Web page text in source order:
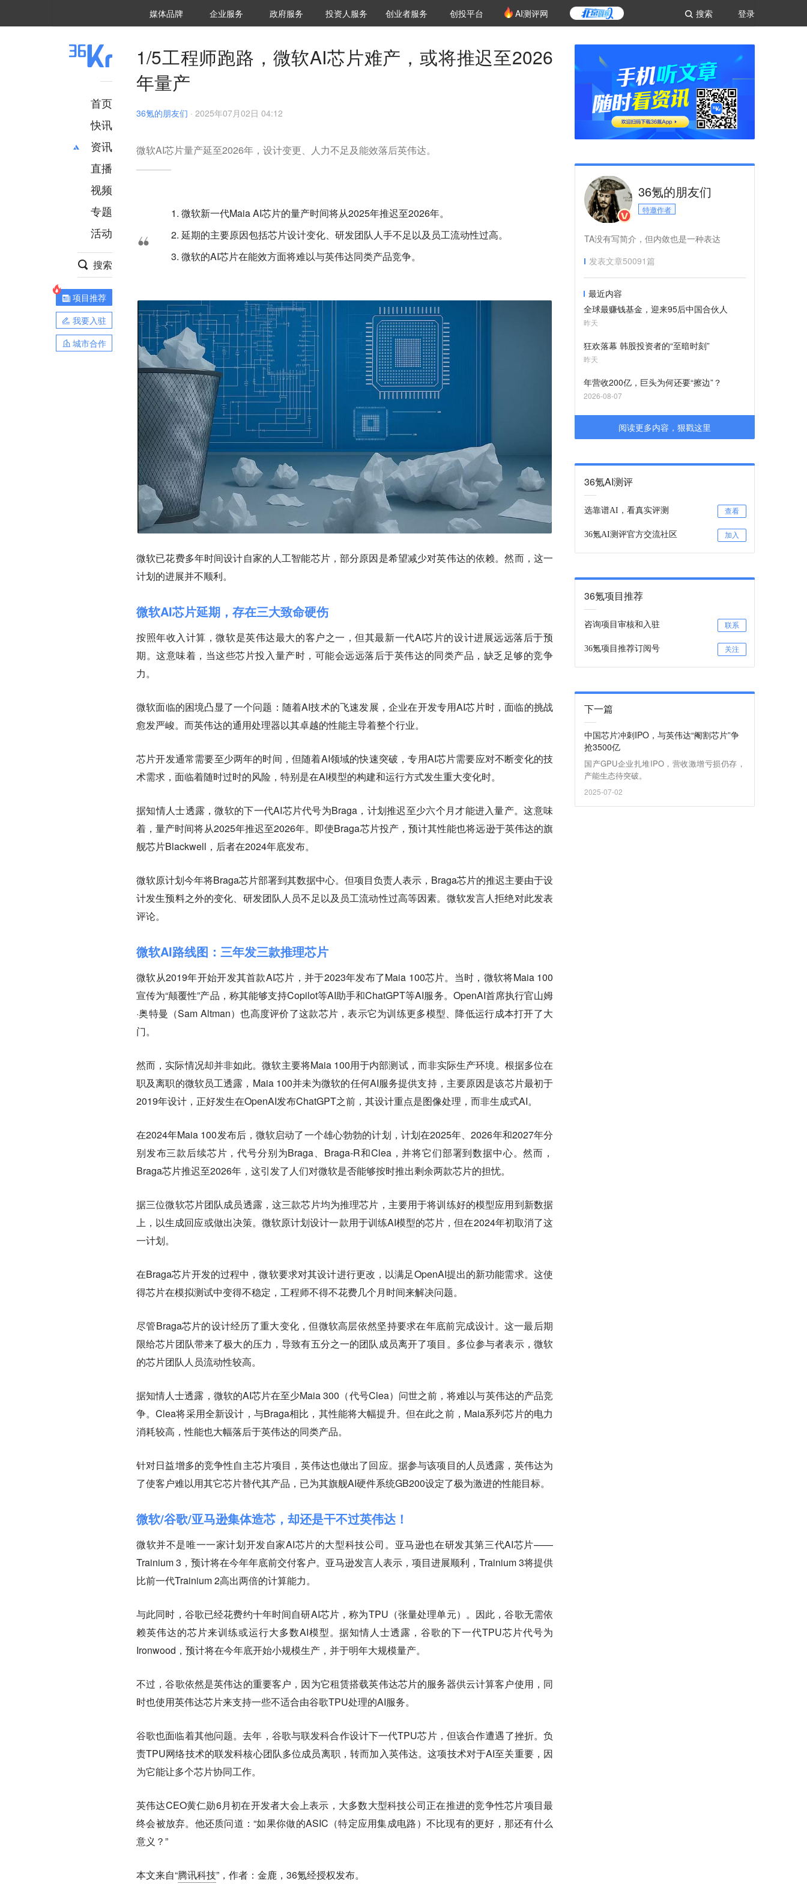
登录
搜索
媒体品牌 36Kr研究院
企业服务 城市之窗
政府服务 VClub投资机构库
投资机构职位推介
投资人服务 创投氪堂
创业者服务 创投平台 AI测评网
首页
快讯
资讯
推荐
财经
项目推荐
安徽
直播
视频
专题
活动
搜索
项目推荐
我要入驻
城市合作
1/5工程师跑路，微软AI芯片难产，或将推迟至2026
年量产
36氪的朋友们 · 2025年07月02日 04:12
微软AI芯片量产延至2026年，设计变更、人力不足及能效落后英伟达。
微软新一代Maia AI芯片的量产时间将从2025年推迟至2026年。
延期的主要原因包括芯片设计变化、研发团队人手不足以及员工流动性过高。
微软的AI芯片在能效方面将难以与英伟达同类产品竞争。
微软已花费多年时间设计自家的人工智能芯片，部分原因是希望减少对英伟达的依赖。然而，这一
计划的进展并不顺利。
微软AI芯片延期，存在三大致命硬伤
按照年收入计算，微软是英伟达最大的客户之一，但其最新一代AI芯片的设计进展远远落后于预
期。这意味着，当这些芯片投入量产时，可能会远远落后于英伟达的同类产品，缺乏足够的竞争
力。
微软面临的困境凸显了一个问题：随着AI技术的飞速发展，企业在开发专用AI芯片时，面临的挑战
愈发严峻。而英伟达的通用处理器以其卓越的性能主导着整个行业。
芯片开发通常需要至少两年的时间，但随着AI领域的快速突破，专用AI芯片需要应对不断变化的技
术需求，面临着随时过时的风险，特别是在AI模型的构建和运行方式发生重大变化时。
据知情人士透露，微软的下一代AI芯片代号为Braga，计划推迟至少六个月才能进入量产。这意味
着，量产时间将从2025年推迟至2026年。即使Braga芯片投产，预计其性能也将远逊于英伟达的旗
舰芯片Blackwell，后者在2024年底发布。
微软原计划今年将Braga芯片部署到其数据中心。但项目负责人表示，Braga芯片的推迟主要由于设
计发生预料之外的变化、研发团队人员不足以及员工流动性过高等因素。微软发言人拒绝对此发表
评论。
微软AI路线图：三年发三款推理芯片
微软从2019年开始开发其首款AI芯片，并于2023年发布了Maia 100芯片。当时，微软将Maia 100
宣传为“颠覆性”产品，称其能够支持Copilot等AI助手和ChatGPT等AI服务。OpenAI首席执行官山姆
·奥特曼（Sam Altman）也高度评价了这款芯片，表示它为训练更多模型、降低运行成本打开了大
门。
然而，实际情况却并非如此。微软主要将Maia 100用于内部测试，而非实际生产环境。根据多位在
职及离职的微软员工透露，Maia 100并未为微软的任何AI服务提供支持，主要原因是该芯片最初于
2019年设计，正好发生在OpenAI发布ChatGPT之前，其设计重点是图像处理，而非生成式AI。
在2024年Maia 100发布后，微软启动了一个雄心勃勃的计划，计划在2025年、2026年和2027年分
别发布三款后续芯片，代号分别为Braga、Braga-R和Clea，并将它们部署到数据中心。然而，
Braga芯片推迟至2026年，这引发了人们对微软是否能够按时推出剩余两款芯片的担忧。
据三位微软芯片团队成员透露，这三款芯片均为推理芯片，主要用于将训练好的模型应用到新数据
上，以生成回应或做出决策。微软原计划设计一款用于训练AI模型的芯片，但在2024年初取消了这
一计划。
在Braga芯片开发的过程中，微软要求对其设计进行更改，以满足OpenAI提出的新功能需求。这使
得芯片在模拟测试中变得不稳定，工程师不得不花费几个月时间来解决问题。
尽管Braga芯片的设计经历了重大变化，但微软高层依然坚持要求在年底前完成设计。这一最后期
限给芯片团队带来了极大的压力，导致有五分之一的团队成员离开了项目。多位参与者表示，微软
的芯片团队人员流动性较高。
据知情人士透露，微软的AI芯片在至少Maia 300（代号Clea）问世之前，将难以与英伟达的产品竞
争。Clea将采用全新设计，与Braga相比，其性能将大幅提升。但在此之前，Maia系列芯片的电力
消耗较高，性能也大幅落后于英伟达的同类产品。
针对日益增多的竞争性自主芯片项目，英伟达也做出了回应。据参与该项目的人员透露，英伟达为
了使客户难以用其它芯片替代其产品，已为其旗舰AI硬件系统GB200设定了极为激进的性能目标。
微软/谷歌/亚马逊集体造芯，却还是干不过英伟达！
微软并不是唯一一家计划开发自家AI芯片的大型科技公司。亚马逊也在研发其第三代AI芯片——
Trainium 3，预计将在今年年底前交付客户。亚马逊发言人表示，项目进展顺利，Trainium 3将提供
比前一代Trainium 2高出两倍的计算能力。
与此同时，谷歌已经花费约十年时间自研AI芯片，称为TPU（张量处理单元）。因此，谷歌无需依
赖英伟达的芯片来训练或运行大多数AI模型。据知情人士透露，谷歌的下一代TPU芯片代号为
Ironwood，预计将在今年底开始小规模生产，并于明年大规模量产。
不过，谷歌依然是英伟达的重要客户，因为它租赁搭载英伟达芯片的服务器供云计算客户使用，同
时也使用英伟达芯片来支持一些不适合由谷歌TPU处理的AI服务。
谷歌也面临着其他问题。去年，谷歌与联发科合作设计下一代TPU芯片，但该合作遭遇了挫折。负
责TPU网络技术的联发科核心团队多位成员离职，转而加入英伟达。这项技术对于AI至关重要，因
为它能让多个芯片协同工作。
英伟达CEO黄仁勋6月初在开发者大会上表示，大多数大型科技公司正在推进的竞争性芯片项目最
终会被放弃。他还质问道：“如果你做的ASIC（特定应用集成电路）不比现有的更好，那还有什么
意义？”
本文来自“腾讯科技”，作者：金鹿，36氪经授权发布。
36氪的朋友们
特邀作者
TA没有写简介，但内敛也是一种表达
发表文章50091篇
最近内容
全球最赚钱基金，迎来95后中国合伙人
昨天
狂欢落幕 韩股投资者的“至暗时刻”
昨天
年营收200亿，巨头为何还要“擦边”？
2026-08-07
阅读更多内容，狠戳这里
36氪AI测评
选靠谱AI，看真实评测 查看
36氪AI测评官方交流社区 加入
36氪项目推荐
咨询项目审核和入驻 联系
36氪项目推荐订阅号 关注
下一篇
中国芯片冲刺IPO，与英伟达“阉割芯片”争
抢3500亿
国产GPU企业扎堆IPO，营收激增亏损仍存，
产能生态待突破。
2025-07-02